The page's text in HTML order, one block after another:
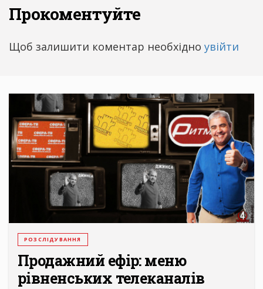
Прокоментуйте
Щоб залишити коментар необхідно увійти
РОЗСЛІДУВАННЯ
Продажний ефір: меню
рівненських телеканалів